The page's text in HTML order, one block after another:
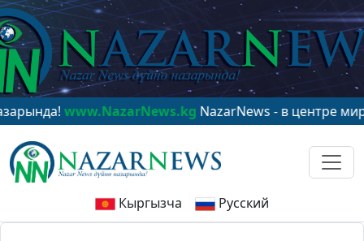
NazarNews - в центре мирового
Кыргызча Русский